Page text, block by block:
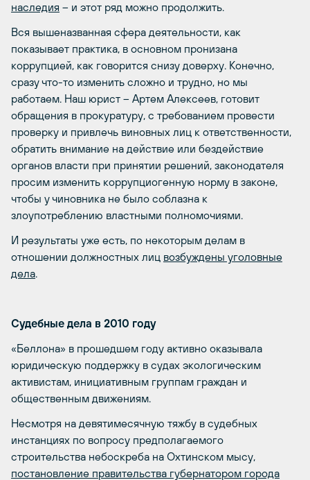
наследия – и этот ряд можно продолжить.
Вся вышеназванная сфера деятельности, как
показывает практика, в основном пронизана
коррупцией, как говорится снизу доверху. Конечно,
сразу что-то изменить сложно и трудно, но мы
работаем. Наш юрист – Артем Алексеев, готовит
обращения в прокуратуру, с требованием провести
проверку и привлечь виновных лиц к ответственности,
обратить внимание на действие или бездействие
органов власти при принятии решений, законодателя
просим изменить коррупциогенную норму в законе,
чтобы у чиновника не было соблазна к
злоупотреблению властными полномочиями.
И результаты уже есть, по некоторым делам в
отношении должностных лиц возбуждены уголовные
дела.
Судебные дела в 2010 году
«Беллона» в прошедшем году активно оказывала
юридическую поддержку в судах экологическим
активистам, инициативным группам граждан и
общественным движениям.
Несмотря на девятимесячную тяжбу в судебных
инстанциях по вопросу предполагаемого
строительства небоскреба на Охтинском мысу,
постановление правительства губернатором города